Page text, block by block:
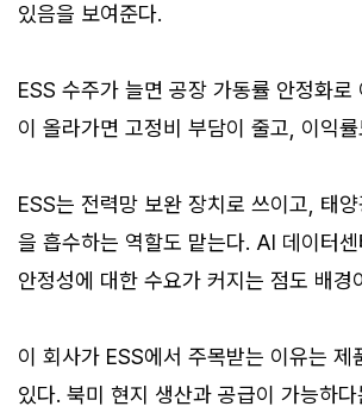
있음을 보여준다.
ESS 수주가 늘면 공장 가동률 안정화로
이 올라가면 고정비 부담이 줄고, 이익
ESS는 전력망 보완 장치로 쓰이고, 태
을 흡수하는 역할도 맡는다. AI 데이터
안정성에 대한 수요가 커지는 점도 배경
이 회사가 ESS에서 주목받는 이유는 제
있다. 북미 현지 생산과 공급이 가능하